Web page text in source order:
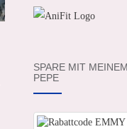
SPARE MIT
PEPE